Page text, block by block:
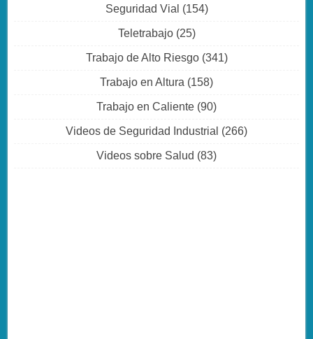
Seguridad Vial (154)
Teletrabajo(25)
Trabajo de Alto Riesgo(341)
Trabajo en Altura (158)
Trabajo en Caliente (90)
Videos de Seguridad Industrial (266)
Videos sobre Salud (83)